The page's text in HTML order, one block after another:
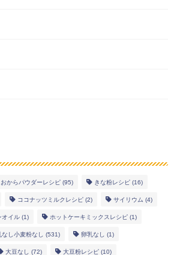
おからパウダーレシピ (95) きな粉レシピ (16)
ココナッツミルクレシピ (2) サイリウム (4)
オイル (1) ホットケーキミックスレシピ (1)
し小麦粉なし (531) 卵乳なし (1)
大豆なし (72) 大豆粉レシピ (10)
幼児食レシピ
米粉レシピ